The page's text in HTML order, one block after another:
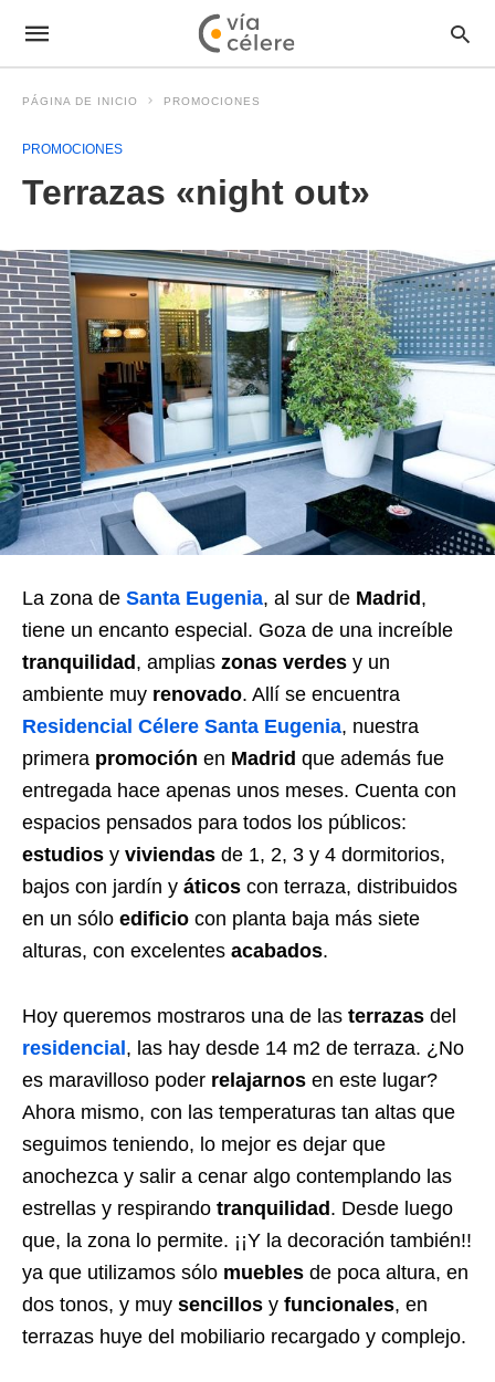
PÁGINA DE INICIO PROMOCIONES
PROMOCIONES
Terrazas «night out»
La zona de Santa Eugenia, al sur de Madrid,
tiene un encanto especial. Goza de una increíble
tranquilidad, amplias zonas verdes y un
ambiente muy renovado. Allí se encuentra
Residencial Célere Santa Eugenia, nuestra
primera promoción en Madrid que además fue
entregada hace apenas unos meses. Cuenta con
espacios pensados para todos los públicos:
estudios y viviendas de 1, 2, 3 y 4 dormitorios,
bajos con jardín y áticos con terraza, distribuidos
en un sólo edificio con planta baja más siete
alturas, con excelentes acabados.
Hoy queremos mostraros una de las terrazas del
residencial, las hay desde 14 m2 de terraza. ¿No
es maravilloso poder relajarnos en este lugar?
Ahora mismo, con las temperaturas tan altas que
seguimos teniendo, lo mejor es dejar que
anochezca y salir a cenar algo contemplando las
estrellas y respirando tranquilidad. Desde luego
que, la zona lo permite. ¡¡Y la decoración también!!
ya que utilizamos sólo muebles de poca altura, en
dos tonos, y muy sencillos y funcionales, en
terrazas huye del mobiliario recargado y complejo.